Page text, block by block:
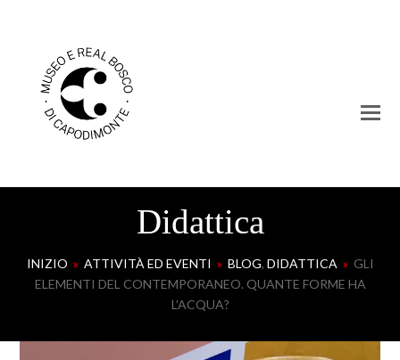
Didattica
INIZIO » ATTIVITÀ ED EVENTI » BLOG, DIDATTICA » GLI
ELEMENTI DEL CONTEMPORANEO. QUANTE FORME HA
L’ACQUA?